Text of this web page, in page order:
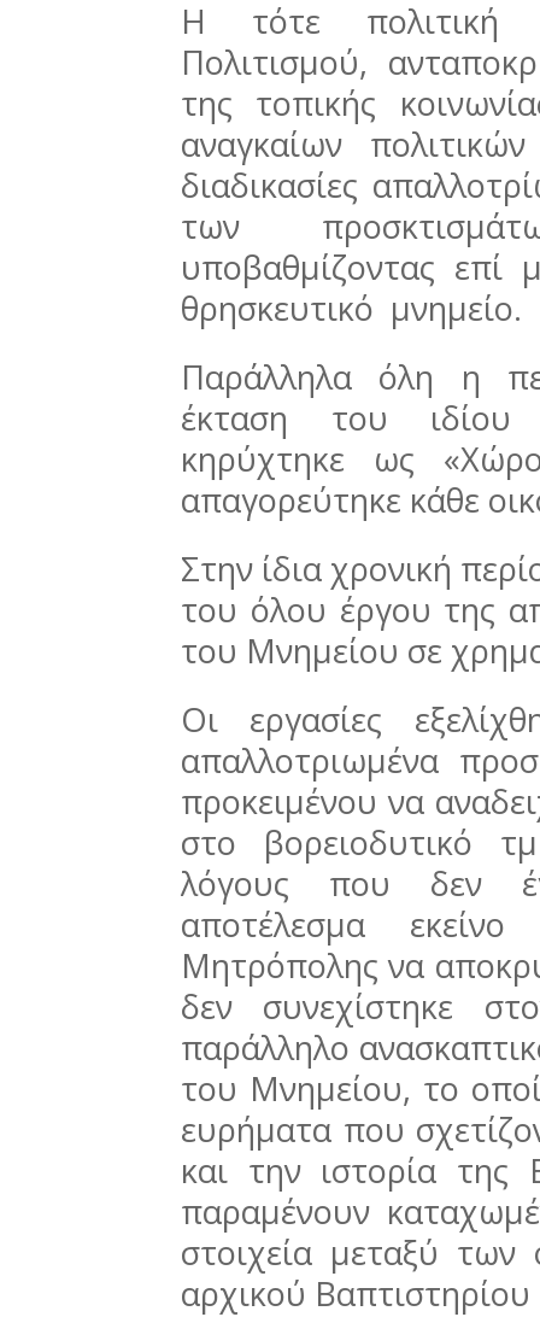
Η τότε πολιτική
Πολιτισμού,
της τοπικής
αναγκαίων
διαδικασίες
των
υποβαθμίζοντας επί
θρησκευτικό μνημείο.
Παράλληλα όλη η
έκταση του ιδίου
κηρύχτηκε ως
απαγορεύτηκε κάθε
Στην ίδια χρονική
του όλου έργου της
του Μνημείου σε
Οι εργασίες
απαλλοτριωμένα
προκειμένου να
στο βορειοδυτικό
λόγους που δεν
αποτέλεσμα
Μητρόπολης να
δεν συνεχίστηκε
παράλληλο
του Μνημείου, το
ευρήματα που
και την ιστορία της
παραμένουν
στοιχεία μεταξύ
αρχικού